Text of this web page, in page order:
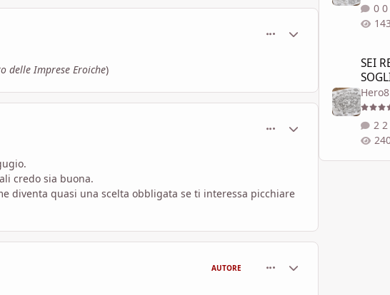
Statistiche Autore
delle Imprese Eroiche)
Statistiche Autore
credo sia buona.
diventa quasi una scelta obbligata se ti interessa picchiare
AUTORE
SEI